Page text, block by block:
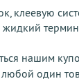
клеевую
жидкий
нашим
любой один